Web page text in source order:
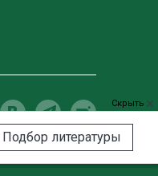
Скрыть
Подбор литературы
Разработка сайта